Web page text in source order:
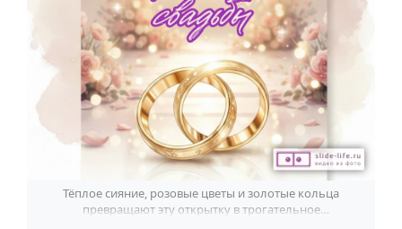
Тёплое сияние, розовые цветы и золотые кольца
превращают эту открытку в трогательное